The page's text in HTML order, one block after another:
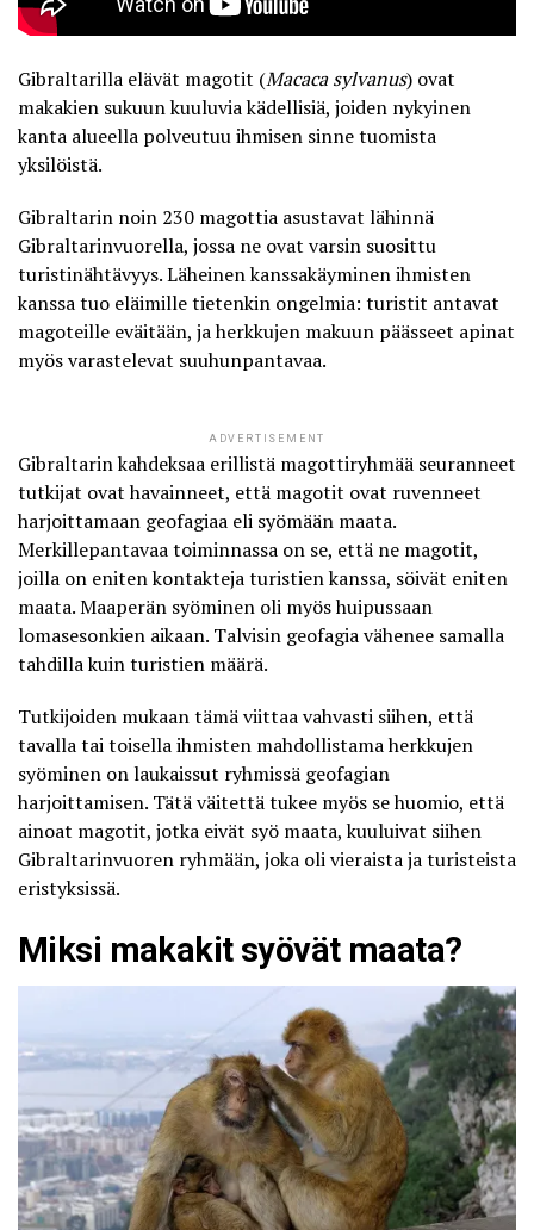
Gibraltarilla elävät magotit (Macaca sylvanus) ovat
makakien sukuun kuuluvia kädellisiä, joiden nykyinen
kanta alueella polveutuu ihmisen sinne tuomista
yksilöistä.
Gibraltarin noin 230 magottia asustavat lähinnä
Gibraltarinvuorella, jossa ne ovat varsin suosittu
turistinähtävyys. Läheinen kanssakäyminen ihmisten
kanssa tuo eläimille tietenkin ongelmia: turistit antavat
magoteille eväitään, ja herkkujen makuun päässeet apinat
myös varastelevat suuhunpantavaa.
ADVERTISEMENT
Gibraltarin kahdeksaa erillistä magottiryhmää seuranneet
tutkijat ovat havainneet, että magotit ovat ruvenneet
harjoittamaan geofagiaa eli syömään maata.
Merkillepantavaa toiminnassa on se, että ne magotit,
joilla on eniten kontakteja turistien kanssa, söivät eniten
maata. Maaperän syöminen oli myös huipussaan
lomasesonkien aikaan. Talvisin geofagia vähenee samalla
tahdilla kuin turistien määrä.
Tutkijoiden mukaan tämä viittaa vahvasti siihen, että
tavalla tai toisella ihmisten mahdollistama herkkujen
syöminen on laukaissut ryhmissä geofagian
harjoittamisen. Tätä väitettä tukee myös se huomio, että
ainoat magotit, jotka eivät syö maata, kuuluivat siihen
Gibraltarinvuoren ryhmään, joka oli vieraista ja turisteista
eristyksissä.
Miksi makakit syövät maata?